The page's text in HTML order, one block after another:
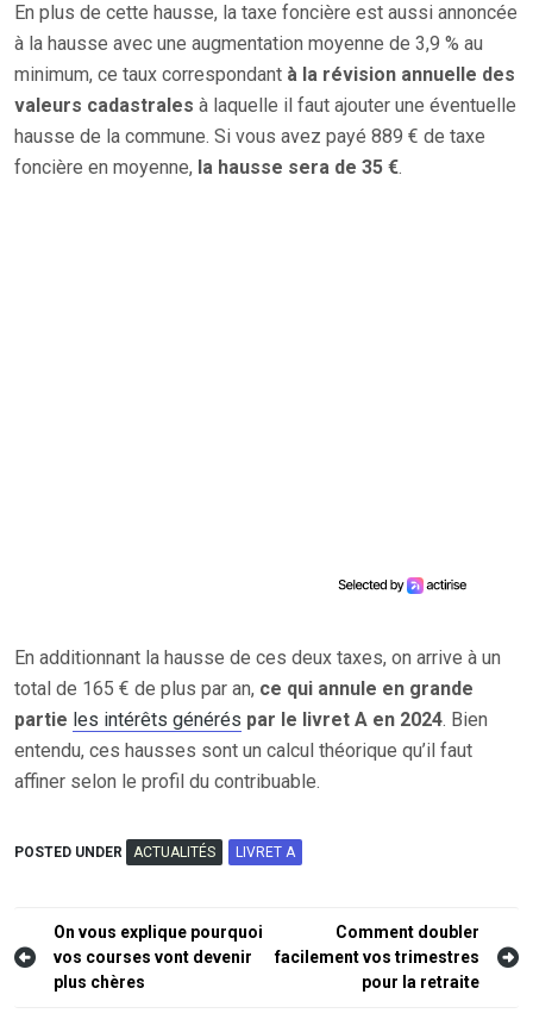
En plus de cette hausse, la taxe foncière est aussi annoncée
à la hausse avec une augmentation moyenne de 3,9 % au
minimum, ce taux correspondant à la révision annuelle des
valeurs cadastrales à laquelle il faut ajouter une éventuelle
hausse de la commune. Si vous avez payé 889 € de taxe
foncière en moyenne, la hausse sera de 35 €.
En additionnant la hausse de ces deux taxes, on arrive à un
total de 165 € de plus par an, ce qui annule en grande
partie les intérêts générés par le livret A en 2024. Bien
entendu, ces hausses sont un calcul théorique qu’il faut
affiner selon le profil du contribuable.
POSTED UNDER ACTUALITÉS LIVRET A
Navigation
de
On vous explique pourquoi
vos courses vont devenir
plus chères
Comment doubler
facilement vos trimestres
pour la retraite